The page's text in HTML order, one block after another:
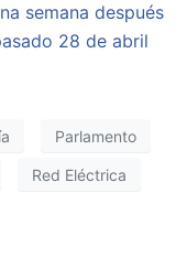
semana después
28 de abril
Parlamento
Red Eléctrica